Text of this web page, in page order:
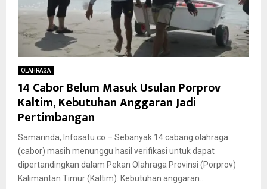
OLAHRAGA
14 Cabor Belum Masuk Usulan Porprov
Kaltim, Kebutuhan Anggaran Jadi
Pertimbangan
Samarinda, Infosatu.co – Sebanyak 14 cabang olahraga
(cabor) masih menunggu hasil verifikasi untuk dapat
dipertandingkan dalam Pekan Olahraga Provinsi (Porprov)
Kalimantan Timur (Kaltim). Kebutuhan anggaran...